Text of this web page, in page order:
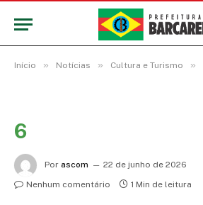
Início » Notícias » Cultura e Turismo »
6
Por ascom
22 de junho de 2026
Nenhum comentário
1 Min de leitura